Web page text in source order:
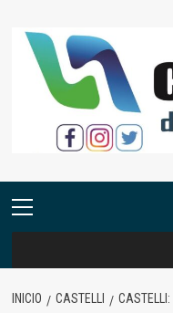
contenido
Menú
INICIO CASTELLI
CASTELLI: